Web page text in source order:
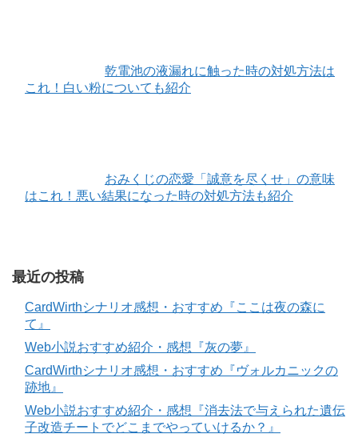
乾電池の液漏れに触った時の対処方法は
これ！白い粉についても紹介
おみくじの恋愛「誠意を尽くせ」の意味
はこれ！悪い結果になった時の対処方法も紹介
最近の投稿
CardWirthシナリオ感想・おすすめ『ここは夜の森に
て』
Web小説おすすめ紹介・感想『灰の夢』
CardWirthシナリオ感想・おすすめ『ヴォルカニックの
跡地』
Web小説おすすめ紹介・感想『消去法で与えられた遺伝
子改造チートでどこまでやっていけるか？』